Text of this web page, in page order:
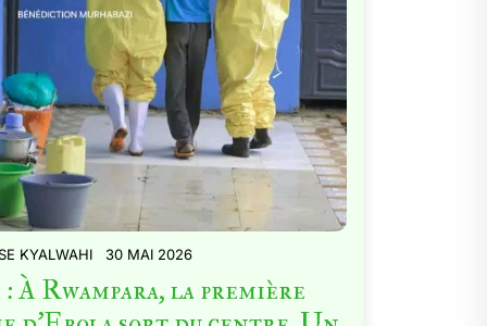
KYALWAHI 30 MAI 2026
Rwampara, la première